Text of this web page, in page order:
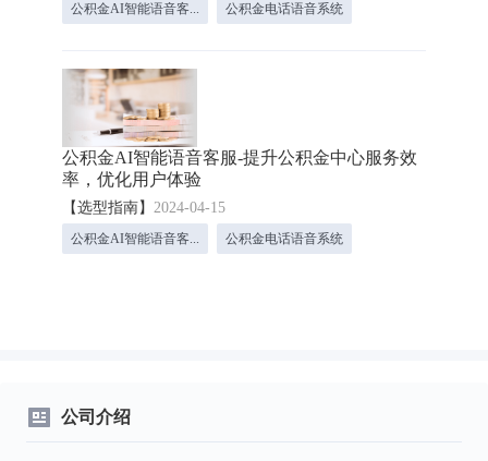
公积金AI智能语音客... 公积金电话语音系统
公积金AI智能语音客服-提升公积金中心服务效
率，优化用户体验
【选型指南】 2024-04-15
公积金AI智能语音客... 公积金电话语音系统
公司介绍